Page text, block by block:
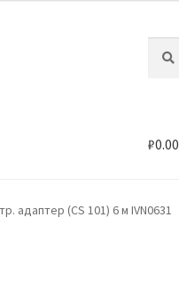
₽0.00
адаптер (CS 101) 6 м IVN0631